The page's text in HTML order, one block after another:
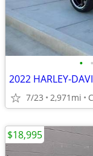
• •
2022 HARLEY-
7/23 2,971mi
$18,995